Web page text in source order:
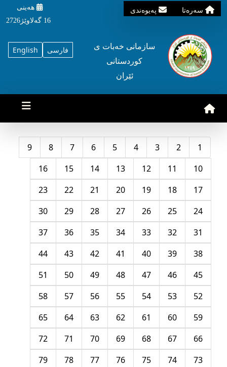
سه‌ره‌تا په‌یوه‌ندی
هه‌ینی
16 گه‌لاوێژ2726
English فارسی
سازمانی خه‌بات ی
کوردستانی
ئێران
1
2
3
4
5
6
7
8
9
10
11
12
13
14
15
16
17
18
19
20
21
22
23
24
25
26
27
28
29
30
31
32
33
34
35
36
37
38
39
40
41
42
43
44
45
46
47
48
49
50
51
52
53
54
55
56
57
58
59
60
61
62
63
64
65
66
67
68
69
70
71
72
73
74
75
76
77
78
79